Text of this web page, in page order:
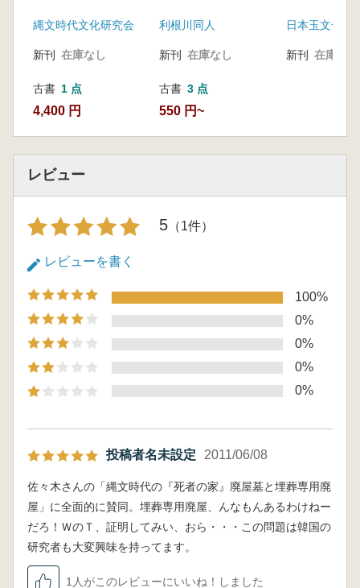
縄文時代文化研究会
新刊 在庫なし
古書 1 点
4,400 円
利根川同人
新刊 在庫なし
古書 3 点
550 円~
日本玉文化研
新刊 在庫なし
レビュー
5 （1件）
レビューを書く
100%
0%
0%
0%
0%
投稿者名未設定 2011/06/08
佐々木さんの「縄文時代の『死者の家』廃屋墓と埋葬専用廃
屋」に全面的に賛同。埋葬専用廃屋、んなもんあるわけねー
だろ！ＷのＴ、証明してみい、おら・・・この問題は韓国の
研究者も大変興味を持ってます。
1人がこのレビューにいいね！しました